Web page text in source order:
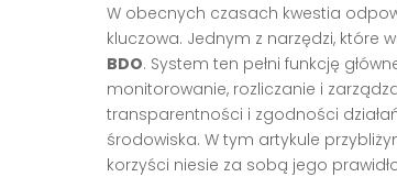
W obecnych czasach kwestia
kluczowa. Jednym z narzędzi, które
BDO. System ten pełni funkcję
monitorowanie, rozliczanie i
transparentności i zgodności
środowiska. W tym artykule
korzyści niesie za sobą jego